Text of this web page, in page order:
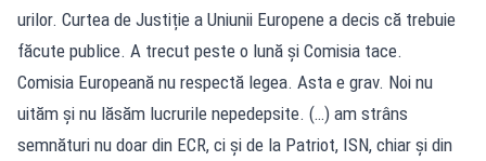
urilor. Curtea de Justiție a Uniunii Europene a decis că trebuie
făcute publice. A trecut peste o lună și Comisia tace.
Comisia Europeană nu respectă legea. Asta e grav. Noi nu
uităm și nu lăsăm lucrurile nepedepsite. (…) am strâns
semnături nu doar din ECR, ci și de la Patriot, ISN, chiar și din